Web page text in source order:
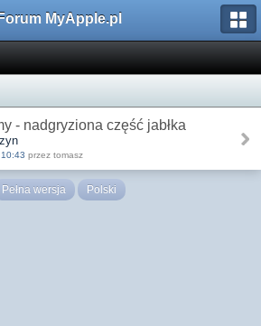
Forum MyApple.pl
- nadgryziona część jabłka
przez tomasz
Pełna wersja Polski